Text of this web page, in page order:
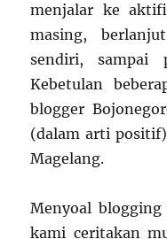
menjalar ke
masing,
sendiri, sampai
Kebetulan
blogger
(dalam arti
Magelang.
Menyoal
kami ceritakan